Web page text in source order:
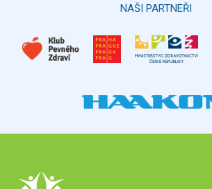
NAŠI PARTNEŘI